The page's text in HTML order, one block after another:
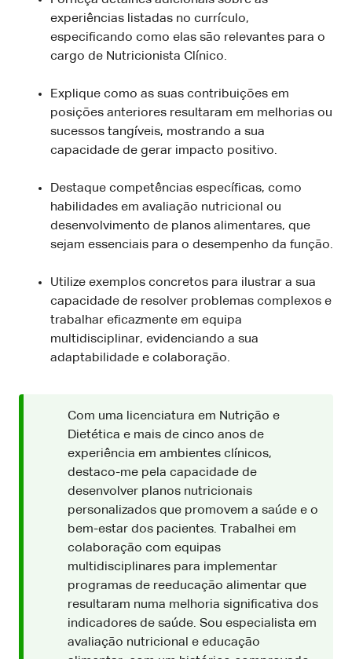
experiências listadas no currículo,
especificando como elas são relevantes para o
cargo de Nutricionista Clínico.
Explique como as suas contribuições em
posições anteriores resultaram em melhorias ou
sucessos tangíveis, mostrando a sua
capacidade de gerar impacto positivo.
Destaque competências específicas, como
habilidades em avaliação nutricional ou
desenvolvimento de planos alimentares, que
sejam essenciais para o desempenho da função.
Utilize exemplos concretos para ilustrar a sua
capacidade de resolver problemas complexos e
trabalhar eficazmente em equipa
multidisciplinar, evidenciando a sua
adaptabilidade e colaboração.
Com uma licenciatura em Nutrição e
Dietética e mais de cinco anos de
experiência em ambientes clínicos,
destaco-me pela capacidade de
desenvolver planos nutricionais
personalizados que promovem a saúde e o
bem-estar dos pacientes. Trabalhei em
colaboração com equipas
multidisciplinares para implementar
programas de reeducação alimentar que
resultaram numa melhoria significativa dos
indicadores de saúde. Sou especialista em
avaliação nutricional e educação